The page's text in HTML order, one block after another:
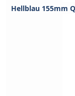
Hellblau 155mm